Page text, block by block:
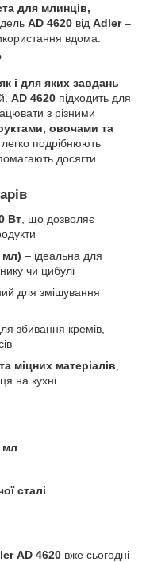
для млинців,
AD 4620 від Adler–
вдома.
як і для яких завдань
AD 4620 підходить для
з різними
овочами та
легко подрібнюють
досягти
Вт , що дозволяє
мл) – ідеальна для
чи цибулі
для змішування
збивання кремів,
міцних матеріалів
на кухні.
мл
сталі
AD 4620 вже сьогодні